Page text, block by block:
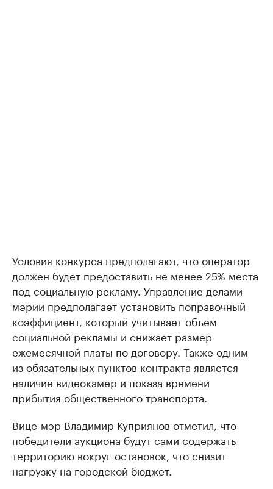
Условия конкурса предполагают, что оператор
должен будет предоставить не менее 25% места
под социальную рекламу. Управление делами
мэрии предполагает установить поправочный
коэффициент, который учитывает объем
социальной рекламы и снижает размер
ежемесячной платы по договору. Также одним
из обязательных пунктов контракта является
наличие видеокамер и показа времени
прибытия общественного транспорта.
Вице-мэр Владимир Куприянов отметил, что
победители аукциона будут сами содержать
территорию вокруг остановок, что снизит
нагрузку на городской бюджет.